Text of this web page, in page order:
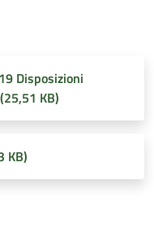
Disposizioni
KB)
KB)